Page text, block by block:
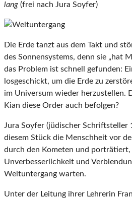
lang (frei nach Jura Soyfer)
Die Erde tanzt aus dem Takt und
des Sonnensystems, denn sie „hat
das Problem ist schnell gefunden:
losgeschickt, um die Erde zu
im Universum wieder herzustellen.
Kian diese Order auch befolgen?
Jura Soyfer (jüdischer Schriftsteller
diesem Stück die Menschheit vor
durch den Kometen und
Unverbesserlichkeit und
Weltuntergang warten.
Unter der Leitung ihrer Lehrerin